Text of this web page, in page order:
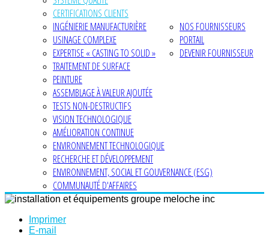
CERTIFICATIONS CLIENTS
INGÉNIERIE MANUFACTURIÈRE
USINAGE COMPLEXE
EXPERTISE « CASTING TO SOLID »
TRAITEMENT DE SURFACE
PEINTURE
ASSEMBLAGE À VALEUR AJOUTÉE
TESTS NON-DESTRUCTIFS
NOS FOURNISSEURS
PORTAIL
DEVENIR FOURNISSEUR
VISION TECHNOLOGIQUE
AMÉLIORATION CONTINUE
ENVIRONNEMENT TECHNOLOGIQUE
RECHERCHE ET DÉVELOPPEMENT
ENVIRONNEMENT, SOCIAL ET GOUVERNANCE (ESG)
COMMUNAUTÉ D'AFFAIRES
Imprimer
E-mail